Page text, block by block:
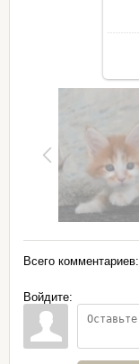
Всего комментариев:
Войдите: